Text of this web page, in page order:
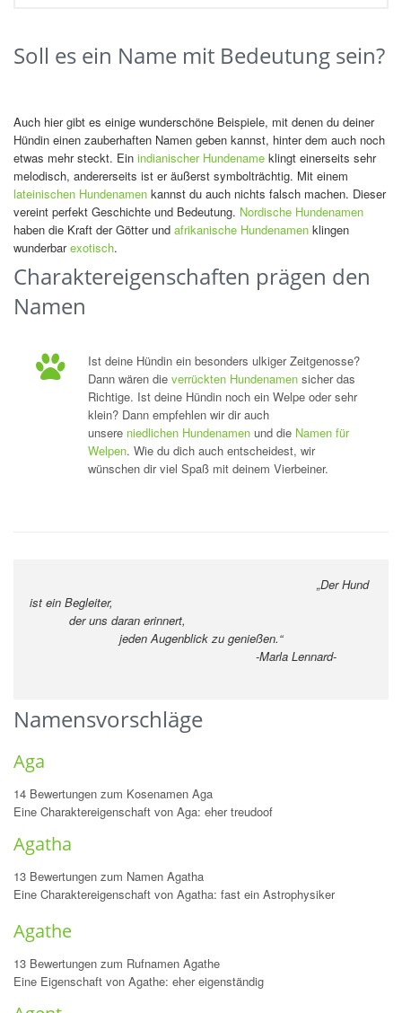
Soll es ein Name mit Bedeutung sein?
Auch hier gibt es einige wunderschöne Beispiele, mit denen du deiner
Hündin einen zauberhaften Namen geben kannst, hinter dem auch noch
etwas mehr steckt. Ein indianischer Hundename klingt einerseits sehr
melodisch, andererseits ist er äußerst symbolträchtig. Mit einem
lateinischen Hundenamen kannst du auch nichts falsch machen. Dieser
vereint perfekt Geschichte und Bedeutung. Nordische Hundenamen
haben die Kraft der Götter und afrikanische Hundenamen klingen
wunderbarexotisch.
Charaktereigenschaften prägen den
Namen
Ist deine Hündin ein besonders ulkiger Zeitgenosse?
Dann wären die verrückten Hundenamen sicher das
Richtige. Ist deine Hündin noch ein Welpe oder sehr
klein? Dann empfehlen wir dir auch
unsere niedlichen Hundenamen und die Namen für
Welpen. Wie du dich auch entscheidest, wir
wünschen dir viel Spaß mit deinem Vierbeiner.
„Der Hund
ist ein Begleiter,
der uns daran erinnert,
jeden Augenblick zu genießen.“
-Marla Lennard-
Namensvorschläge
Aga
14 Bewertungen zum Kosenamen Aga
Eine Charaktereigenschaft von Aga: eher treudoof
Agatha
13 Bewertungen zum Namen Agatha
Eine Charaktereigenschaft von Agatha: fast ein Astrophysiker
Agathe
13 Bewertungen zum Rufnamen Agathe
Eine Eigenschaft von Agathe: eher eigenständig